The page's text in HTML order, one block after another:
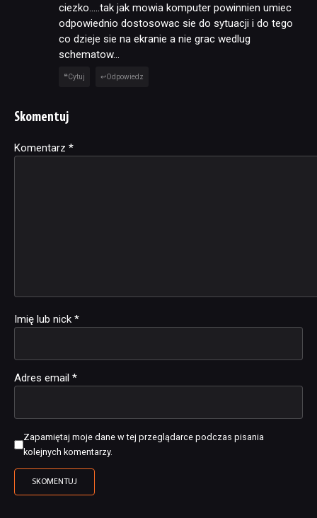
ciezko…..tak jak mowia komputer powinnien umiec
odpowiednio dostosowac sie do sytuacji i do tego
co dzieje sie na ekranie a nie grac wedlug
schematow…
Cytuj Odpowiedz
Skomentuj
Komentarz *
Imię lub nick *
Adres email *
Zapamiętaj moje dane w tej przeglądarce podczas pisania
kolejnych komentarzy.
Alternative: